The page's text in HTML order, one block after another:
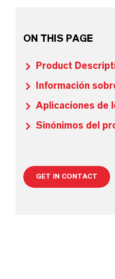
ON THIS PAGE
Product
Información
Aplicaciones de
Sinónimos del
GET IN CONTACT